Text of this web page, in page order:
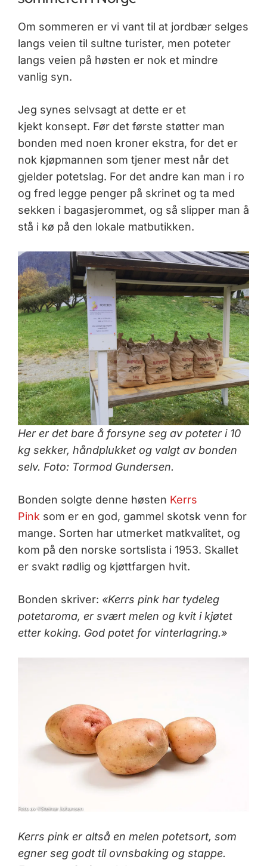
Om sommeren er vi vant til at jordbær selges
langs veien til sultne turister, men poteter
langs veien på høsten er nok et mindre
vanlig syn.
Jeg synes selvsagt at dette er et
kjekt konsept. Før det første støtter man
bonden med noen kroner ekstra, for det er
nok kjøpmannen som tjener mest når det
gjelder potetslag. For det andre kan man i ro
og fred legge penger på skrinet og ta med
sekken i bagasjerommet, og så slipper man å
stå i kø på den lokale matbutikken.
Her er det bare å forsyne seg av poteter i 10
kg sekker, håndplukket og valgt av bonden
selv. Foto: Tormod Gundersen.
Bonden solgte denne høsten Kerrs
Pink som er en god, gammel skotsk venn for
mange. Sorten har utmerket matkvalitet, og
kom på den norske sortslista i 1953. Skallet
er svakt rødlig og kjøttfargen hvit.
Bonden skriver: «Kerrs pink har tydeleg
potetaroma, er svært melen og kvit i kjøtet
etter koking. God potet for vinterlagring.»
Kerrs pink er altså en melen potetsort, som
egner seg godt til ovnsbaking og stappe.